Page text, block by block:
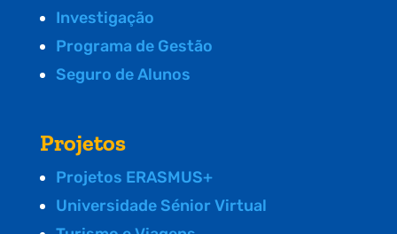
Investigação
Programa de Gestão
Seguro de Alunos
Projetos
Projetos ERASMUS+
Universidade Sénior Virtual